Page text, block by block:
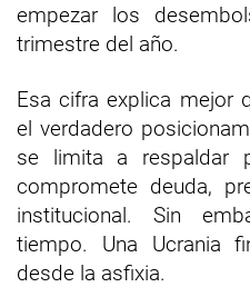
empezar los
trimestre del año.
Esa cifra explica mejor
el verdadero
se limita a respaldar
compromete deuda,
institucional. Sin
tiempo. Una Ucrania
desde la asfixia.